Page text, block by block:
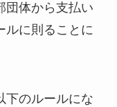
団体から支払い
ルに則ることに
下のルールにな